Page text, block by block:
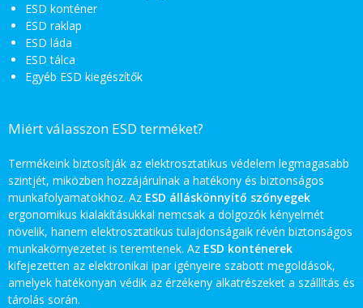
ESD konténer
ESD raklap
ESD láda
ESD tálca
Egyéb ESD kiegészítők
Miért válasszon ESD terméket?
Termékeink biztosítják az elektrosztatikus védelem legmagasabb
szintjét, miközben hozzájárulnak a hatékony és biztonságos
munkafolyamatokhoz. Az ESD álláskönnyítő szőnyegek
ergonomikus kialakításukkal nemcsak a dolgozók kényelmét
növelik, hanem elektrosztatikus tulajdonságaik révén biztonságos
munkakörnyezetet is teremtenek. Az ESD konténerek
kifejezetten az elektronikai ipar igényeire szabott megoldások,
amelyek hatékonyan védik az érzékeny alkatrészeket a szállítás és
tárolás során.